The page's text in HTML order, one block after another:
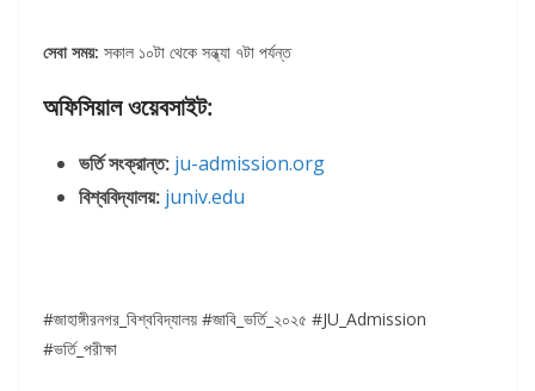
সেবা সময়: সকাল ১০টা থেকে সন্ধ্যা ৭টা পর্যন্ত
অফিসিয়াল ওয়েবসাইট:
ভর্তি সংক্রান্ত: ju-admission.org
বিশ্ববিদ্যালয়: juniv.edu
#জাহাঙ্গীরনগর_বিশ্ববিদ্যালয় #জাবি_ভর্তি_২০২৫ #JU_Admission
#ভর্তি_পরীক্ষা